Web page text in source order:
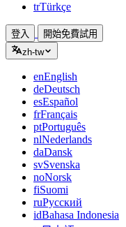
trTürkçe
登入
開始免費試用
zh-tw
enEnglish
deDeutsch
esEspañol
frFrançais
ptPortuguês
nlNederlands
daDansk
svSvenska
noNorsk
fiSuomi
ruРусский
idBahasa Indonesia